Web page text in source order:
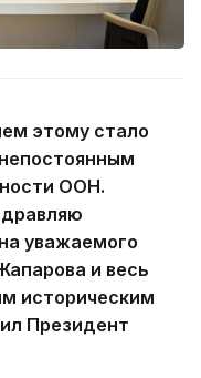
этому стало
ООН.
уважаемого
и весь
историческим
Президент